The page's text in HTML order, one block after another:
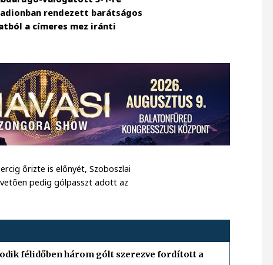
rendezett barátságos
a címeres mez iránti
őrizte is előnyét, Szoboszlai
pedig gólpasszt adott az
félidőben három gólt szerezve fordított a